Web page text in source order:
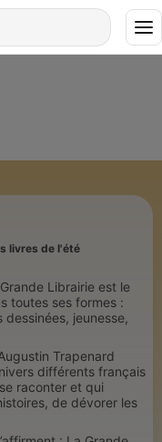
livres de l'été
Librairie est le
toutes ses formes :
jeunesse,
Trapenard
différents français
raconter et qui
de dévorer les